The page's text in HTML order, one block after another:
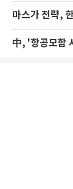
마스가 전략,
中, '항공모함